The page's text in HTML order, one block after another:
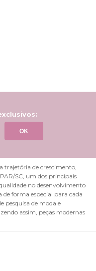
OK
trajetória de crescimento,
SC, um dos principais
no desenvolvimento
de forma especial para cada
pesquisa de moda e
assim, peças modernas